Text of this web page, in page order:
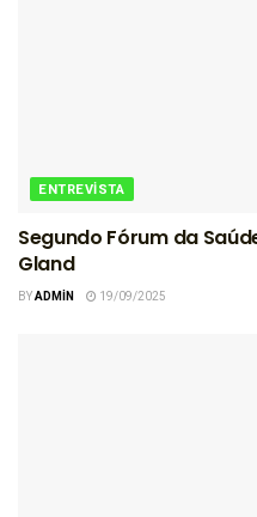
ENTREVISTA
Segundo Fórum da
Gland
BYADMIN 19/09/2025